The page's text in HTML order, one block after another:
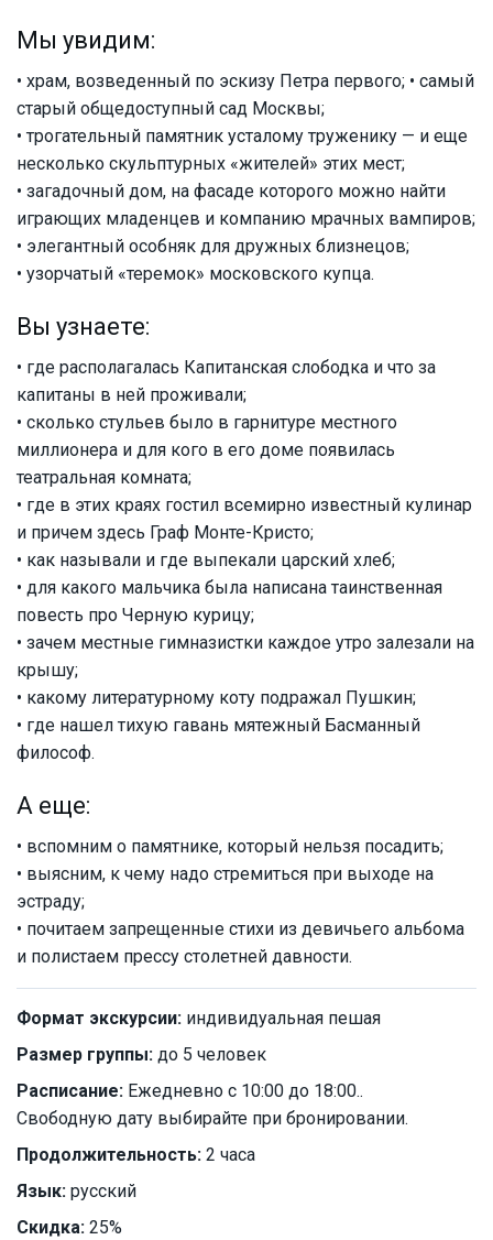
Мы увидим:
• храм, возведенный по эскизу Петра первого; • самый
старый общедоступный сад Москвы;
• трогательный памятник усталому труженику — и еще
несколько скульптурных «жителей» этих мест;
• загадочный дом, на фасаде которого можно найти
играющих младенцев и компанию мрачных вампиров;
• элегантный особняк для дружных близнецов;
• узорчатый «теремок» московского купца.
Вы узнаете:
• где располагалась Капитанская слободка и что за
капитаны в ней проживали;
• сколько стульев было в гарнитуре местного
миллионера и для кого в его доме появилась
театральная комната;
• где в этих краях гостил всемирно известный кулинар
и причем здесь Граф Монте-Кристо;
• как называли и где выпекали царский хлеб;
• для какого мальчика была написана таинственная
повесть про Черную курицу;
• зачем местные гимназистки каждое утро залезали на
крышу;
• какому литературному коту подражал Пушкин;
• где нашел тихую гавань мятежный Басманный
философ.
А еще:
• вспомним о памятнике, который нельзя посадить;
• выясним, к чему надо стремиться при выходе на
эстраду;
• почитаем запрещенные стихи из девичьего альбома
и полистаем прессу столетней давности.
Формат экскурсии: индивидуальная пешая
Размер группы: до 5 человек
Расписание: Ежедневно с 10:00 до 18:00..
Свободную дату выбирайте при бронировании.
Продолжительность: 2 часа
Язык: русский
Скидка: 25%